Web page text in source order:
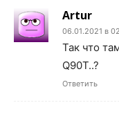
Artur
06.01.2021 в
Так что
Q90T..?
Ответить